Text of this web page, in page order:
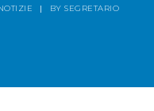
| BYSEGRETARIO